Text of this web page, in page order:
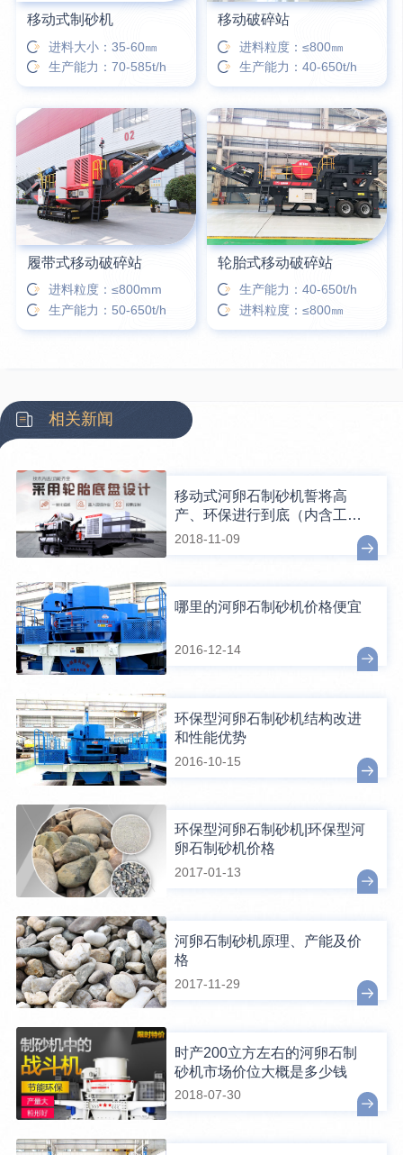
移动式制砂机
进料大小：35-60㎜
生产能力：70-585t/h
移动破碎站
进料粒度：≤800㎜
生产能力：40-650t/h
履带式移动破碎站
进料粒度：≤800mm
生产能力：50-650t/h
轮胎式移动破碎站
生产能力：40-650t/h
进料粒度：≤800㎜
相关新闻
移动式河卵石制砂机誓将高
产、环保进行到底（内含工作
视频）
2018-11-09
哪里的河卵石制砂机价格便宜
2016-12-14
环保型河卵石制砂机结构改进
和性能优势
2016-10-15
环保型河卵石制砂机|环保型河
卵石制砂机价格
2017-01-13
河卵石制砂机原理、产能及价
格
2017-11-29
时产200立方左右的河卵石制
砂机市场价位大概是多少钱
2018-07-30